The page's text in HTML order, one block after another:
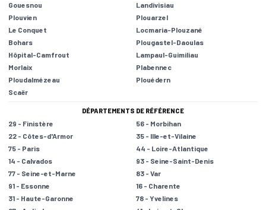
Gouesnou
Landivisiau
Plouvien
Plouarzel
Le Conquet
Locmaria-Plouzané
Bohars
Plougastel-Daoulas
Hôpital-Camfrout
Lampaul-Guimiliau
Morlaix
Plabennec
Ploudalmézeau
Plouédern
Scaër
DÉPARTEMENTS DE RÉFÉRENCE
29 - Finistère
56 - Morbihan
22 - Côtes-d'Armor
35 - Ille-et-Vilaine
75 - Paris
44 - Loire-Atlantique
14 - Calvados
93 - Seine-Saint-Denis
77 - Seine-et-Marne
83 - Var
91 - Essonne
16 - Charente
31 - Haute-Garonne
78 - Yvelines